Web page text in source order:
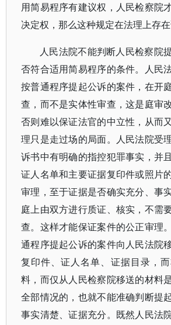
用简易程序有建议权，人民检察院
决定权，那么这种规定在法理上存在
人民法院不能判断人民检察院
否符合适用简易程序的条件。人民
按普通程序提起公诉的案件，在开
查，而不是实体性审查，这是庭审
否则难以保证法官的中立性，从而
理只是走过场的局面。人民法院受
诉书中有明确的指控犯罪事实，并
证人名单和主要证据复印件或照片
审理，至于证据是否确实充分、事
庭上由双方进行质证、核实，不需
查。这样才能保证案件的公正审理
通程序提起公诉的案件向人民法院
复印件、证人名单、证据目录，
料，而仅从人民检察院移送的材料
全部情况的，也就不能准确判断提
事实清楚、证据充分。既然人民法